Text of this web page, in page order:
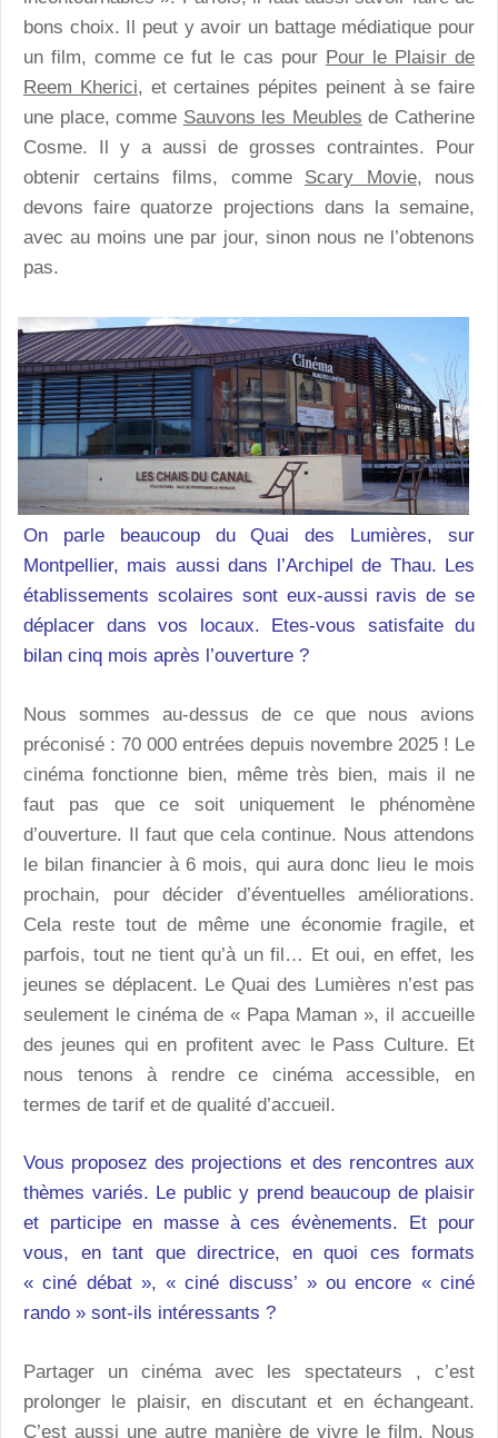
bons choix. Il peut y avoir un battage médiatique pour
un film, comme ce fut le cas pour Pour le Plaisir de
Reem Kherici, et certaines pépites peinent à se faire
une place, comme Sauvons les Meubles de Catherine
Cosme. Il y a aussi de grosses contraintes. Pour
obtenir certains films, comme Scary Movie, nous
devons faire quatorze projections dans la semaine,
avec au moins une par jour, sinon nous ne l’obtenons
pas.
On parle beaucoup du Quai des Lumières, sur
Montpellier, mais aussi dans l’Archipel de Thau. Les
établissements scolaires sont eux-aussi ravis de se
déplacer dans vos locaux. Etes-vous satisfaite du
bilan cinq mois après l’ouverture ?
Nous sommes au-dessus de ce que nous avions
préconisé : 70 000 entrées depuis novembre 2025 ! Le
cinéma fonctionne bien, même très bien, mais il ne
faut pas que ce soit uniquement le phénomène
d’ouverture. Il faut que cela continue. Nous attendons
le bilan financier à 6 mois, qui aura donc lieu le mois
prochain, pour décider d’éventuelles améliorations.
Cela reste tout de même une économie fragile, et
parfois, tout ne tient qu’à un fil… Et oui, en effet, les
jeunes se déplacent. Le Quai des Lumières n’est pas
seulement le cinéma de « Papa Maman », il accueille
des jeunes qui en profitent avec le Pass Culture. Et
nous tenons à rendre ce cinéma accessible, en
termes de tarif et de qualité d’accueil.
Vous proposez des projections et des rencontres aux
thèmes variés. Le public y prend beaucoup de plaisir
et participe en masse à ces évènements. Et pour
vous, en tant que directrice, en quoi ces formats
« ciné débat », « ciné discuss’ » ou encore « ciné
rando » sont-ils intéressants ?
Partager un cinéma avec les spectateurs , c’est
prolonger le plaisir, en discutant et en échangeant.
C’est aussi une autre manière de vivre le film. Nous